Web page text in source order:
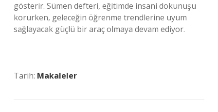
gösterir. Sümen defteri, eğitimde insani dokunuşu
korurken, geleceğin öğrenme trendlerine uyum
sağlayacak güçlü bir araç olmaya devam ediyor.
Tarih: Makaleler